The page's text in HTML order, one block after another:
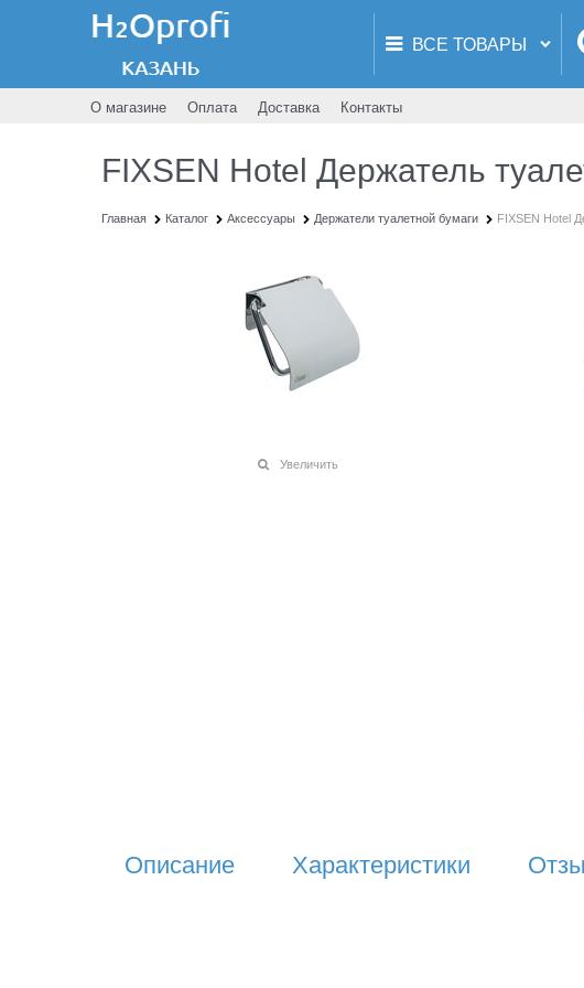
О магазине Оплата Доставка Контакты
FIXSEN Hotel Держатель
Главная Каталог Аксессуары Держатели туалетной бумаги FIXSEN Hotel
Увеличить
Описание Характеристики